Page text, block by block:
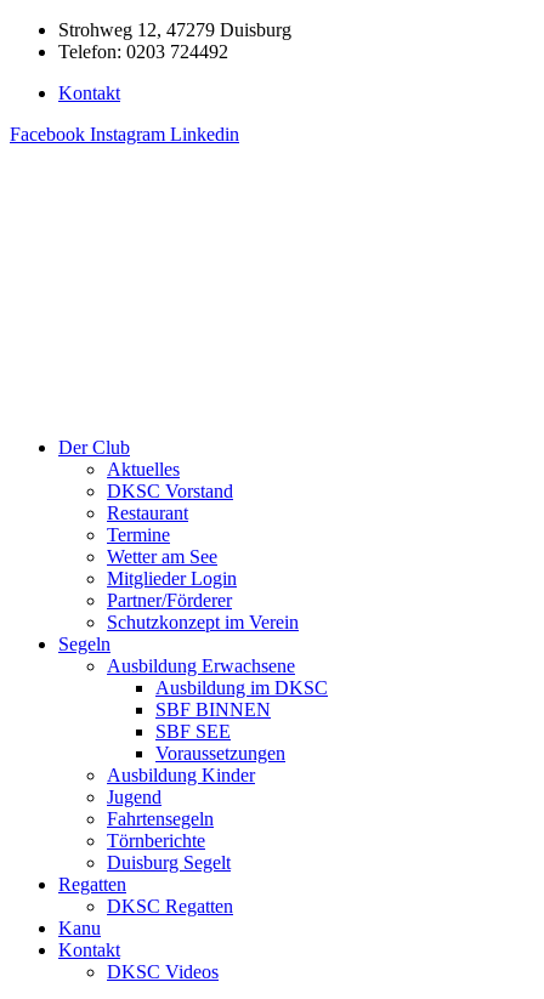
Zum
Inhalt
Strohweg 12, 47279 Duisburg
Telefon: 0203 724492
Kontakt
Facebook Instagram Linkedin
Der Club
Aktuelles
DKSC Vorstand
Restaurant
Termine
Wetter am See
Mitglieder Login
Partner/Förderer
Schutzkonzept im Verein
Segeln
Ausbildung Erwachsene
Ausbildung im DKSC
SBF BINNEN
SBF SEE
Voraussetzungen
Ausbildung Kinder
Jugend
Fahrtensegeln
Törnberichte
Duisburg Segelt
Regatten
DKSC Regatten
Kanu
Kontakt
DKSC Videos